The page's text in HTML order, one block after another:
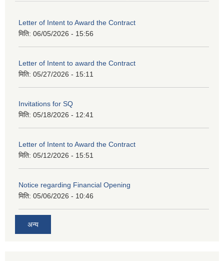
Letter of Intent to Award the Contract
मिति: 06/05/2026 - 15:56
Letter of Intent to award the Contract
मिति: 05/27/2026 - 15:11
Invitations for SQ
मिति: 05/18/2026 - 12:41
Letter of Intent to Award the Contract
मिति: 05/12/2026 - 15:51
Notice regarding Financial Opening
मिति: 05/06/2026 - 10:46
अन्य